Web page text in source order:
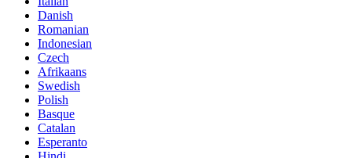
Danish
Romanian
Indonesian
Czech
Afrikaans
Swedish
Polish
Basque
Catalan
Esperanto